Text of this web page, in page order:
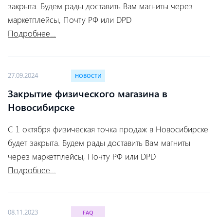
закрыта. Будем рады доставить Вам магниты через
маркетплейсы, Почту РФ или DPD
Подробнее...
27.09.2024 НОВОСТИ
Закрытие физического магазина в
Новосибирске
С 1 октября физическая точка продаж в Новосибирске
будет закрыта. Будем рады доставить Вам магниты
через маркетплейсы, Почту РФ или DPD
Подробнее...
08.11.2023 FAQ